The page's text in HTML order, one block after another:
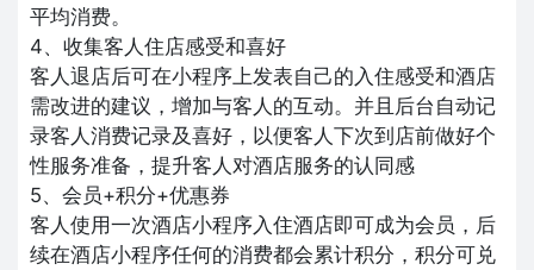
平均消费。
4、收集客人住店感受和喜好
客人退店后可在小程序上发表自己的入住感受和酒店
需改进的建议，增加与客人的互动。并且后台自动记
录客人消费记录及喜好，以便客人下次到店前做好个
性服务准备，提升客人对酒店服务的认同感
5、会员+积分+优惠券
客人使用一次酒店小程序入住酒店即可成为会员，后
续在酒店小程序任何的消费都会累计积分，积分可兑